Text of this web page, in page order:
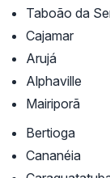
Taboão da
Cajamar
Arujá
Alphaville
Mairiporã
Bertioga
Cananéia